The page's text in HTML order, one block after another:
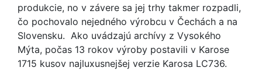
produkcie, no v závere sa jej trhy takmer rozpadli,
čo pochovalo nejedného výrobcu v Čechách a na
Slovensku. Ako uvádzajú archívy z Vysokého
Mýta, počas 13 rokov výroby postavili v Karose
1715 kusov najluxusnejšej verzie Karosa LC736.